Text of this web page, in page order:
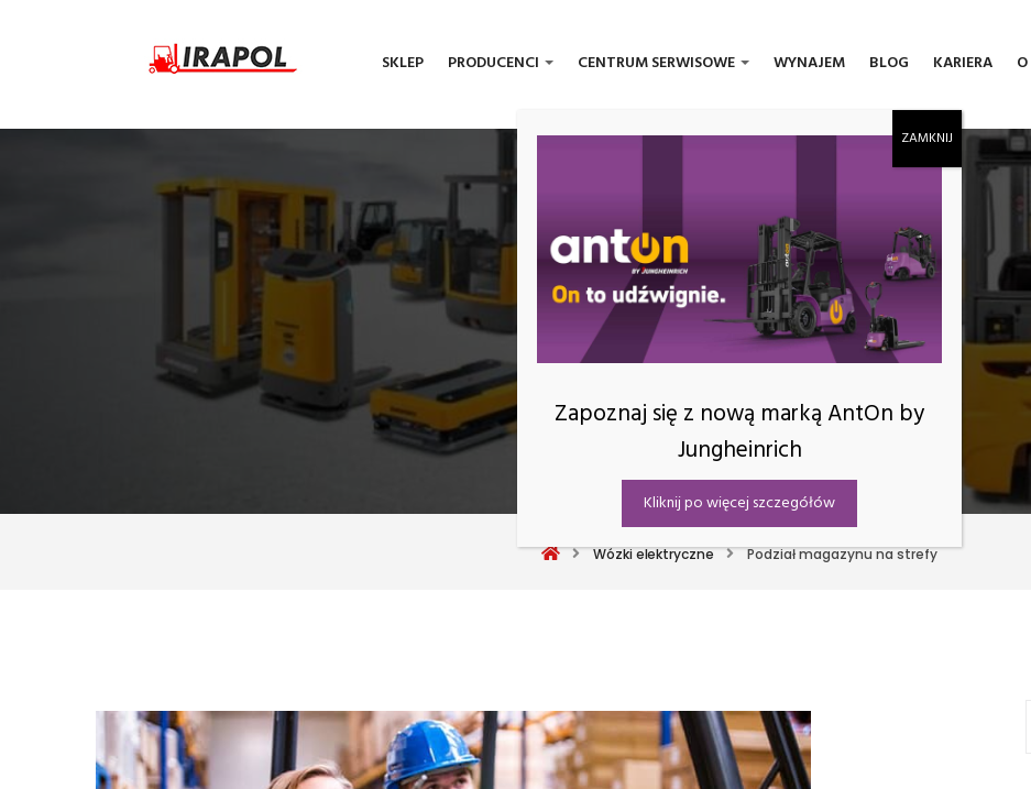
SKLEP PRODUCENCI CENTRUM SERWISOWE WYNAJEM BLOG KARIERA
BLOG
Wózki elektryczne Podział magazynu na strefy
Zapoznaj się z nową marką AntOn by
Jungheinrich
Kliknij po więcej szczegółów